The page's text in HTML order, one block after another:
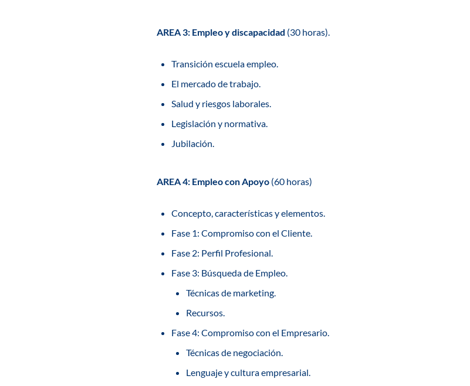
AREA 3: Empleo y discapacidad (30 horas).
Transición escuela empleo.
El mercado de trabajo.
Salud y riesgos laborales.
Legislación y normativa.
Jubilación.
AREA 4: Empleo con Apoyo (60 horas)
Concepto, características y elementos.
Fase 1: Compromiso con el Cliente.
Fase 2: Perfil Profesional.
Fase 3: Búsqueda de Empleo.
Técnicas de marketing.
Recursos.
Fase 4: Compromiso con el Empresario.
Técnicas de negociación.
Lenguaje y cultura empresarial.